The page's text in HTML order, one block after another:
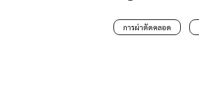
การผ่าตัดคลอด